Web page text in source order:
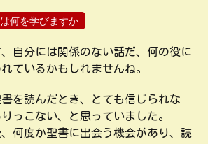
何を学びますか
自分には関係のない話だ、何の役に
ているかもしれませんね。
を読んだとき、とても信じられな
っこない、と思っていました。
何度か聖書に出会う機会があり、読